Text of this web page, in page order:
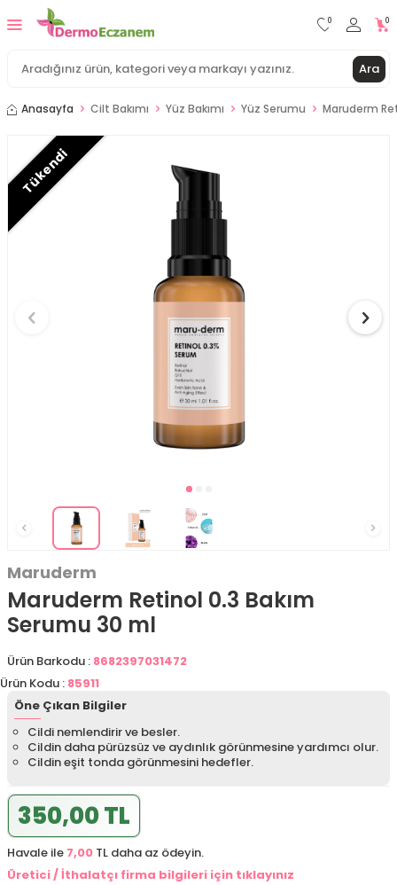
Ara
0 0
Anasayfa Cilt Bakımı Yüz Bakımı Yüz Serumu Maruderm
Tükendi
Maruderm
Maruderm Retinol 0.3 Bakım
Serumu 30 ml
Ürün Barkodu : 8682397031472
Ürün Kodu : 85911
Öne Çıkan Bilgiler
Cildi nemlendirir ve besler.
Cildin daha pürüzsüz ve aydınlık görünmesine yardımcı olur.
Cildin eşit tonda görünmesini hedefler.
350,00 TL
Havale ile 7,00 TL daha az ödeyin.
Üretici / İthalatçı firma bilgileri için tıklayınız